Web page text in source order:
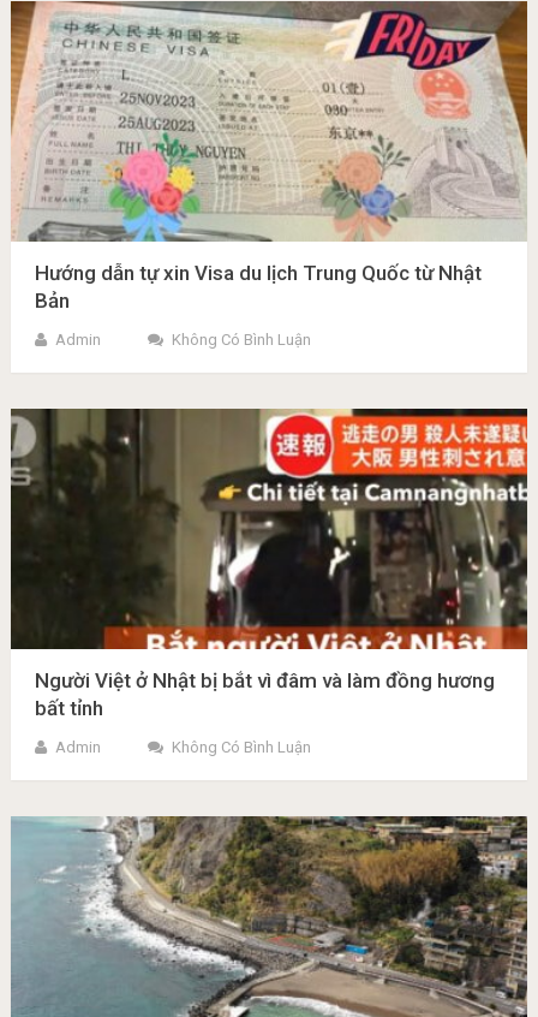
Hướng dẫn tự xin Visa du lịch Trung Quốc từ Nhật
Bản
Admin Không Có Bình Luận
Người Việt ở Nhật bị bắt vì đâm và làm đồng hương
bất tỉnh
Admin Không Có Bình Luận